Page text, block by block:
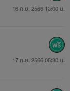
16 ก.ย. 2566 13:00 น.
17 ก.ย. 2566 05:30 น.